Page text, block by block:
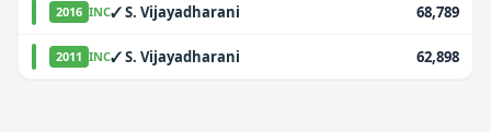
2016 INC✓S. Vijayadharani 68,789
2011 INC✓S. Vijayadharani 62,898